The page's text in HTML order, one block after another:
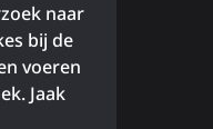
naar
bij de
voeren
Jaak